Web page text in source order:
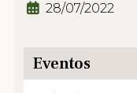
28/07/2022
Eventos